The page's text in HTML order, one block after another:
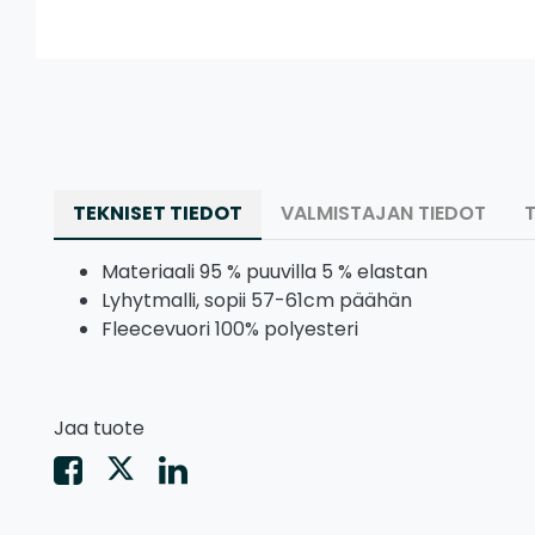
TEKNISET TIEDOT VALMISTAJAN TIEDOT
Materiaali 95 % puuvilla 5 % elastan
Lyhytmalli, sopii 57-61cm päähän
Fleecevuori 100% polyesteri
Jaa tuote